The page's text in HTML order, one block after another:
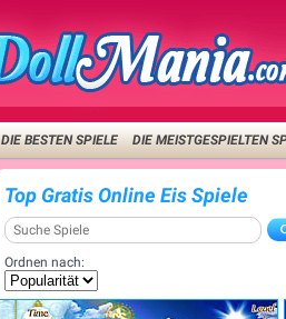
DIE BESTEN SPIELE DIE MEISTGESPIELTEN
Top Gratis Online Eis Spiele
Ordnen nach: